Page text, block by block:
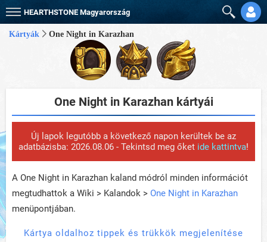
HEARTHSTONE Magyarország
Kártyák One Night in Karazhan
One Night in Karazhan kártyái
Új lapok legutóbb a következő napon kerültek be az
adatbázisba: 2026.08.06 - Tekintsd meg őket ide kattintva!
A One Night in Karazhan kaland módról minden információt
megtudhattok a Wiki > Kalandok > One Night in Karazhan
menüpontjában.
Kártya oldalhoz tippek és trükkök megjelenítése